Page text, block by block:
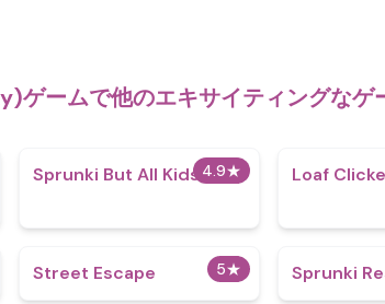
ゲームで他のエキサイティングなゲ
4.9★
Sprunki But All Kids Loaf
5★
Street Escape Sprunki